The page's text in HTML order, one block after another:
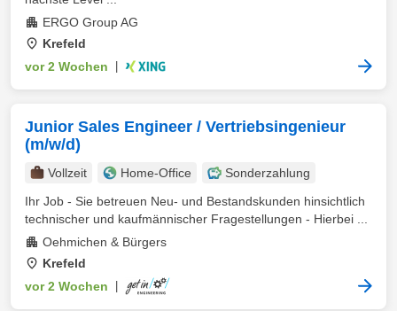
ERGO Group AG
Krefeld
vor 2 Wochen
Junior Sales Engineer / Vertriebsingenieur
(m/w/d)
Vollzeit Home-Office
Sonderzahlung
Ihr Job - Sie betreuen Neu- und Bestandskunden hinsichtlich
technischer und kaufmännischer Fragestellungen - Hierbei ...
Oehmichen & Bürgers
Krefeld
vor 2 Wochen